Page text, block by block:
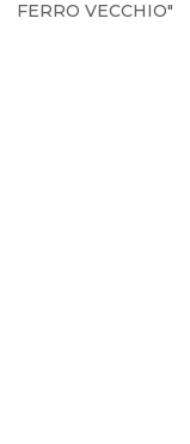
FERRO VECCHIO"